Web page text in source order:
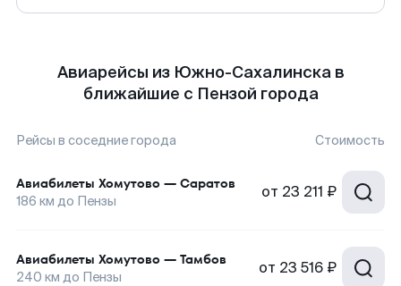
Авиарейсы из Южно-Сахалинска в
ближайшие с Пензой города
Рейсы в соседние города Стоимость
Авиабилеты Хомутово — Саратов
186 км до Пензы от 23 211 ₽
Авиабилеты Хомутово — Тамбов
240 км до Пензы от 23 516 ₽